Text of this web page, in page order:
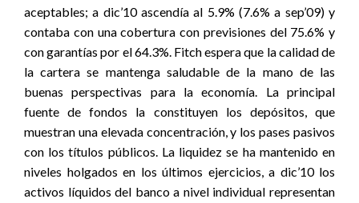
aceptables; a dic’10 ascendía al 5.9% (7.6% a sep’09) y
contaba con una cobertura con previsiones del 75.6% y
con garantías por el 64.3%. Fitch espera que la calidad de
la cartera se mantenga saludable de la mano de las
buenas perspectivas para la economía. La principal
fuente de fondos la constituyen los depósitos, que
muestran una elevada concentración, y los pases pasivos
con los títulos públicos. La liquidez se ha mantenido en
niveles holgados en los últimos ejercicios, a dic’10 los
activos líquidos del banco a nivel individual representan